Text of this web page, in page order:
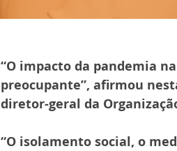
“O impacto da pandemia
preocupante”, afirmou
diretor-geral da
“O isolamento social, o